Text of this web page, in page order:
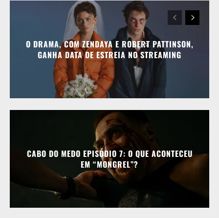
O DRAMA, COM ZENDAYA E ROBERT PATTINSON,
GANHA DATA DE ESTREIA NO STREAMING
CABO DO MEDO EPISÓDIO 7: O QUE ACONTECEU
EM “MONGREL”?